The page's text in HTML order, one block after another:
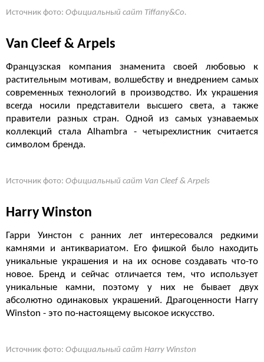
Источник фото: Официальный сайт Tiffany&Co.
Van Cleef & Arpels
Французская компания знаменита своей любовью к
растительным мотивам, волшебству и внедрением самых
современных технологий в производство. Их украшения
всегда носили представители высшего света, а также
правители разных стран. Одной из самых узнаваемых
коллекций сталаAlhambra - четырехлистник считается
символом бренда.
Источник фото: Официальный сайт Van Cleef & Arpels
Harry Winston
Гарри Уинстон с ранних лет интересовался редкими
камнями и антиквариатом. Его фишкой было находить
уникальные украшения и на их основе создавать что-то
новое. Бренд и сейчас отличается тем, что использует
уникальные камни, поэтому у них не бывает двух
абсолютно одинаковых украшений. Драгоценности Harry
Winston - это по-настоящему высокое искусство.
Источник фото: Официальный сайт Harry Winston